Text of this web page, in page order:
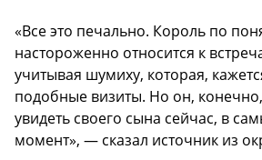
«Все это печально. Король по
настороженно относится к
учитывая шумиху, которая,
подобные визиты. Но он,
увидеть своего сына сейчас, в
момент», — сказал источник из